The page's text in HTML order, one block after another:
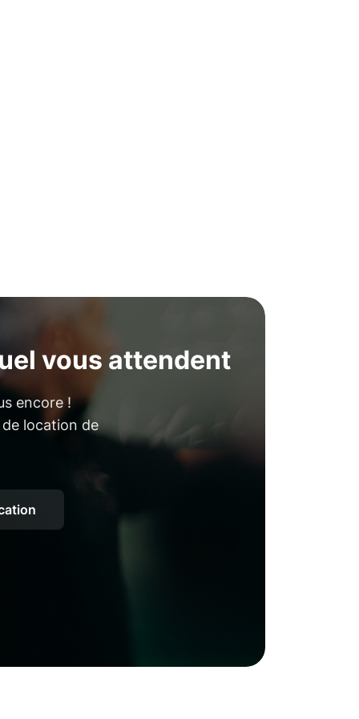
vous attendent
encore !
location de